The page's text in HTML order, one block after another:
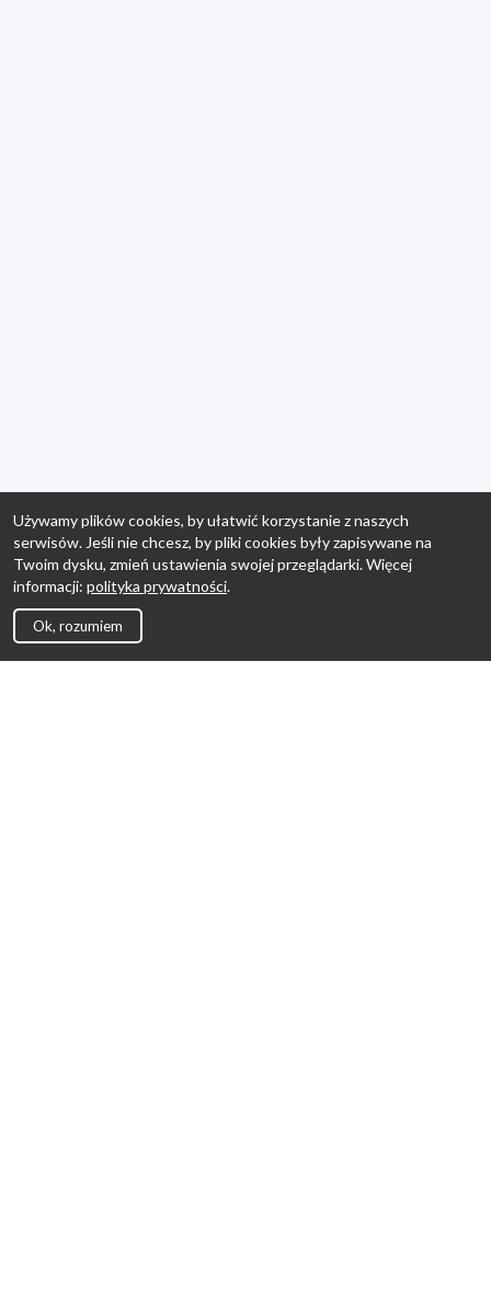
Używamy plików cookies, by ułatwić korzystanie z naszych
serwisów. Jeśli nie chcesz, by pliki cookies były zapisywane na
Twoim dysku, zmień ustawienia swojej przeglądarki. Więcej
informacji: polityka prywatności.
Ok, rozumiem